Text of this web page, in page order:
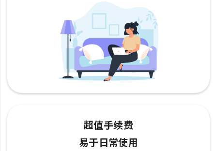
超值手续费
易于日常使用